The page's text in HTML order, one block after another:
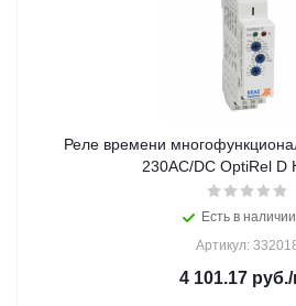
Реле времени
230АС/DC OptiRel D
Есть в
Артикул:
4 101.17 руб.